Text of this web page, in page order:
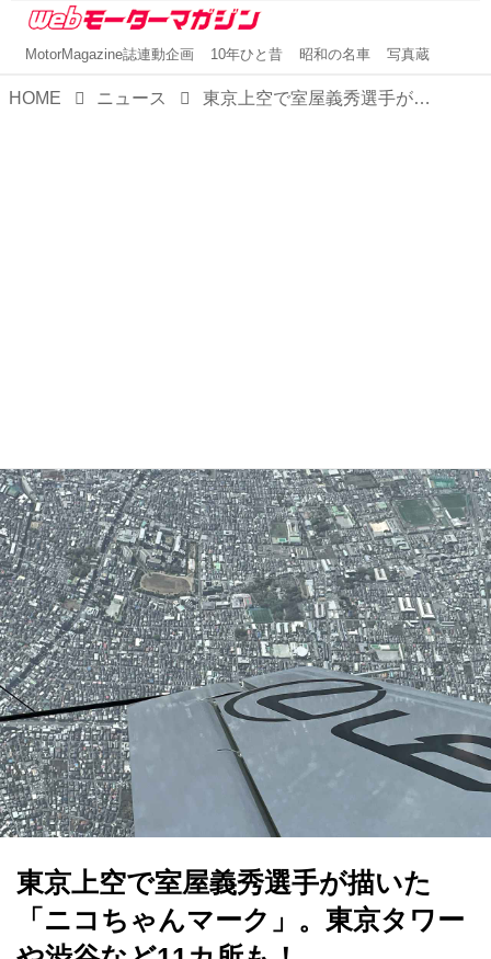
MotorMagazine誌連動企画 10年ひと昔 昭和の名車 写真蔵
HOME ニュース 東京上空で室屋義秀選手が描いた「ニコちゃんマーク」。東京タワーや渋谷など11カ所も！
東京上空で室屋義秀選手が描いた
「ニコちゃんマーク」。東京タワー